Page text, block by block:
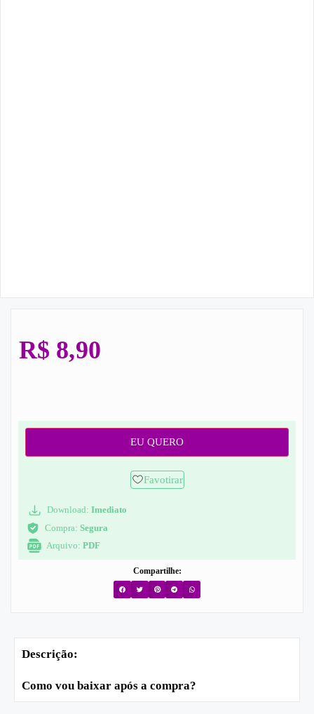
R$ 8,90
EU QUERO
Favotirar
Download: Imediato
Compra: Segura
Arquivo: PDF
Compartilhe:
Descrição:
Como vou baixar após a compra?